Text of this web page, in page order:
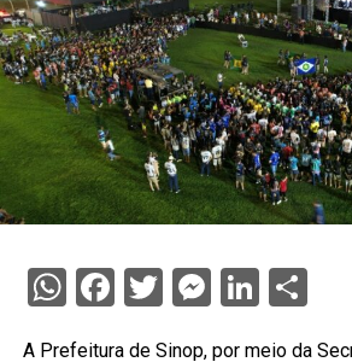
WhatsApp
Facebook
Twitter
A Prefeitura de Sinop, por meio da